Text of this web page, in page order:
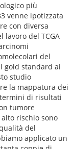
più
venne ipotizzata
con diversa
lavoro del TCGA
del
gold standard ai
studio
la mappatura dei
di risultati
tumore
rischio sono
del
applicato un